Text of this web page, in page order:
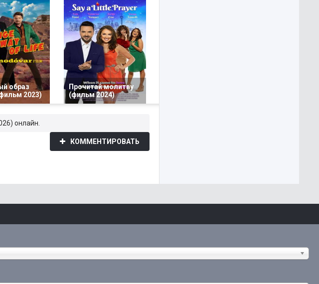
образ
2023)
Прочитай молитву
(фильм 2024)
онлайн.
КОММЕНТИРОВАТЬ